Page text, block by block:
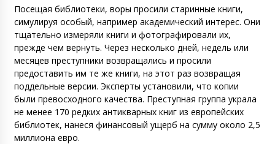
Посещая библиотеки, воры просили старинные книги,
симулируя особый, например академический интерес. Они
тщательно измеряли книги и фотографировали их,
прежде чем вернуть. Через несколько дней, недель или
месяцев преступники возвращались и просили
предоставить им те же книги, на этот раз возвращая
поддельные версии. Эксперты установили, что копии
были превосходного качества. Преступная группа украла
не менее 170 редких антикварных книг из европейских
библиотек, нанеся финансовый ущерб на сумму около 2,5
миллиона евро.